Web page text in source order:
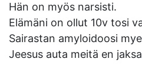
Hän on myös narsisti.
Elämäni on ollut 10v tosi
Sairastan amyloidoosi
Jeesus auta meitä en